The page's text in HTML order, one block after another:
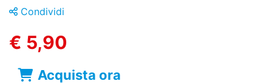
Condividi
€ 5,90
Acquista ora